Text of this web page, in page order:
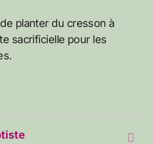
planter du cresson à
sacrificielle pour les